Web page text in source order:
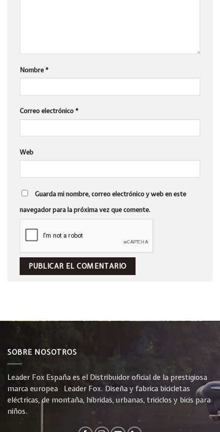
Nombre *
Correo electrónico *
Web
Guarda mi nombre, correo electrónico y web en este
navegador para la próxima vez que comente.
SOBRE NOSOTROS
Leader Fox España es el Distribuidor oficial de la prestigiosa
marca europea Leader Fox. Diseña y fabrica bicicletas
eléctricas, de montaña, híbridas, urbanas, triciclos y bicis para
niños.